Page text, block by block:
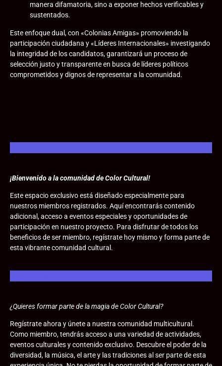
manera difamatoria, sino a exponer hechos verificables y
sustentados.
Este enfoque dual, con «Colonias Amigas» promoviendo la
participación ciudadana y «Líderes Internacionales» investigando
la integridad de los candidatos, garantizará un proceso de
selección justo y transparente en busca de líderes políticos
comprometidos y dignos de representar a la comunidad.
¡Bienvenido a la comunidad de Color Cultural!
Este espacio exclusivo está diseñado especialmente para
nuestros miembros registrados. Aquí encontrarás contenido
adicional, acceso a eventos especiales y oportunidades de
participación en nuestro proyecto. Para disfrutar de todos los
beneficios de ser miembro, regístrate hoy mismo y forma parte de
esta vibrante comunidad cultural.
¿Quieres formar parte de la magia de Color Cultural?
Regístrate ahora y únete a nuestra comunidad multicultural.
Como miembro, tendrás acceso a una variedad de actividades,
eventos culturales y contenido exclusivo. Descubre el poder de la
diversidad, la música, el arte y las tradiciones al ser parte de esta